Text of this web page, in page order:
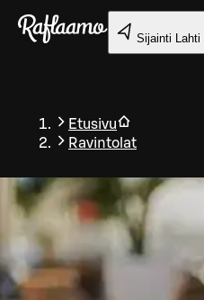
Siirry pääsisältöön
Sijainti Lahti
Etusivu
Ravintolat